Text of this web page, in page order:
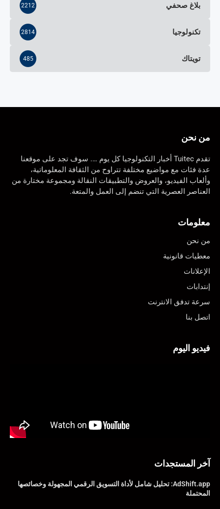
بلاغ صحفي 2212
تكنولوجيا 2814
تويتاك 485
من نحن
تقدم Tuitec أخبار التكنولوجيا كل يوم …. سوف تجد على موقعنا
عدة فئات مع مواضيع مختلفة تتراوح من الثقافة المعلوماتية،
وألعاب الفيديو، والعروض والتطبيقات النقالة ومجموعة مختارة من
العناصر العصرية التي تنضم إلى العمل والمتعة.
معلومات
من نحن
معطيات قانونية
الإعلانات
إنتدابات
سرعة تدفق الانترنت
اتصل بنا
فيديو اليوم
آخر المستجدات
AdShift.app: تحليل شامل لأداة التسويق الرقمي المجهولة وخصائصها
المحتملة